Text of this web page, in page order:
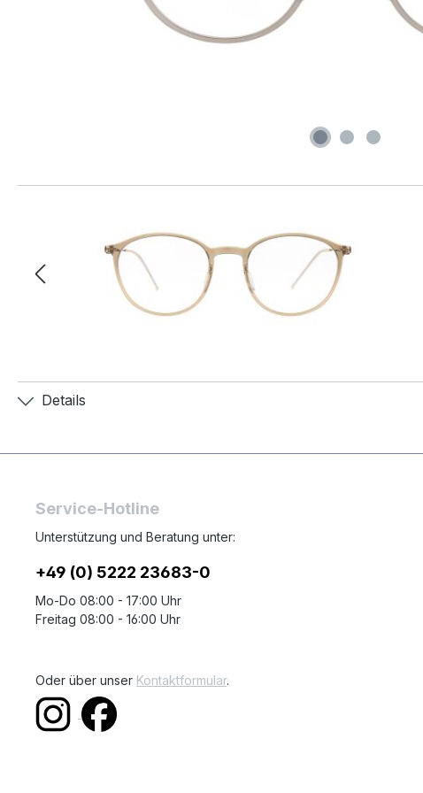
Details
Service-Hotline
Unterstützung und Beratung unter:
+49 (0) 5222 23683-0
Mo-Do 08:00 - 17:00 Uhr
Freitag 08:00 - 16:00 Uhr
Oder über unser Kontaktformular.